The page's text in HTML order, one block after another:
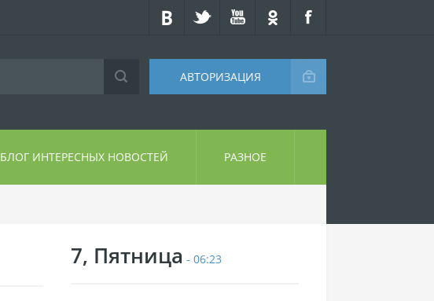
АВТОРИЗАЦИЯ
БЛОГ ИНТЕРЕСНЫХ НОВОСТЕЙ РАЗНОЕ
7, Пятница - 06:23